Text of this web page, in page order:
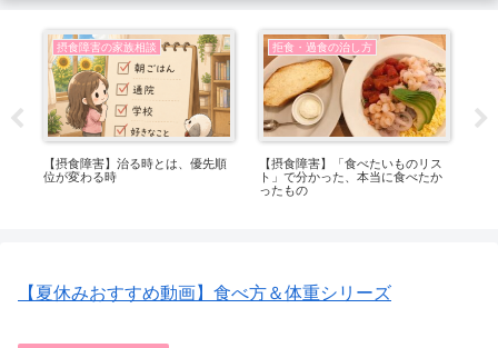
摂食障害の家族相談
【摂食障害】治る時とは、優先順
位が変わる時
拒食・過食の治し方
【摂食障害】「食べたいものリス
ト」で分かった、本当に食べたか
ったもの
【夏休みおすすめ動画】食べ方＆体重シリーズ